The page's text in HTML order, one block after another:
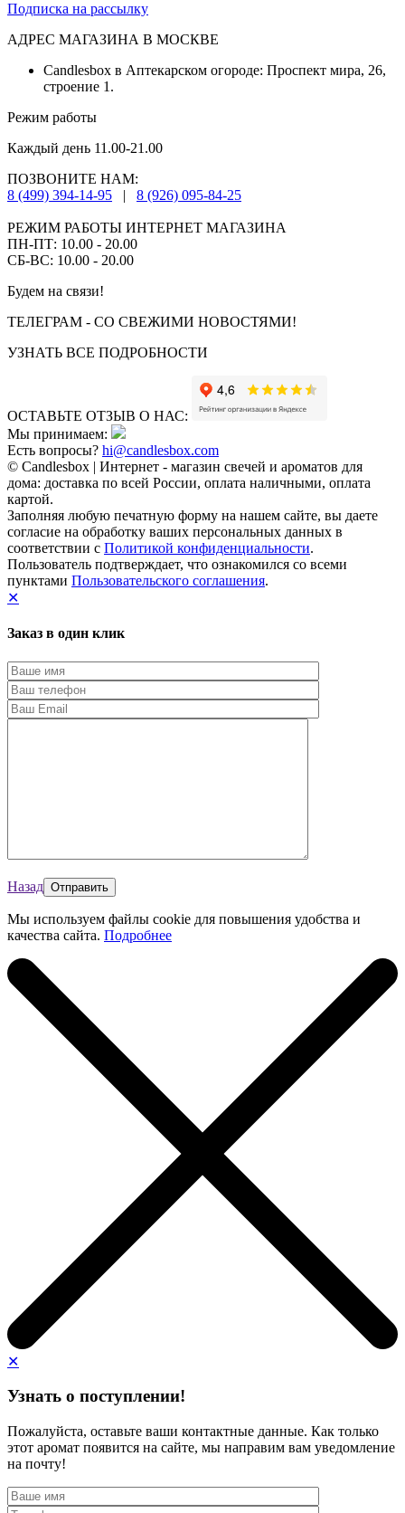
Подписка на рассылку
АДРЕС МАГАЗИНА В МОСКВЕ
Candlesbox в Аптекарском огороде: Проспект мира, 26,
строение 1.
Режим работы
Каждый день 11.00-21.00
ПОЗВОНИТЕ НАМ:
8 (499) 394-14-95
| 8 (926) 095-84-25
РЕЖИМ РАБОТЫ ИНТЕРНЕТ МАГАЗИНА
ПН-ПТ: 10.00 - 20.00
СБ-ВС: 10.00 - 20.00
Будем на связи!
ТЕЛЕГРАМ - СО СВЕЖИМИ НОВОСТЯМИ!
УЗНАТЬ ВСЕ ПОДРОБНОСТИ
ОСТАВЬТЕ ОТЗЫВ О НАС:
Мы принимаем:
Есть вопросы? hi@candlesbox.com
© Candlesbox | Интернет - магазин свечей и ароматов для
дома: доставка по всей России, оплата наличными, оплата
картой.
Заполняя любую печатную форму на нашем сайте, вы даете
согласие на обработку ваших персональных данных в
соответствии с Политикой конфиденциальности.
Пользователь подтверждает, что ознакомился со всеми
пунктами Пользовательского соглашения.
✕
Заказ в один клик
Назад
Мы используем файлы cookie для повышения удобства и
качества сайта. Подробнее
✕
Узнать о поступлении!
Пожалуйста, оставьте ваши контактные данные. Как только
этот аромат появится на сайте, мы направим вам уведомление
на почту!